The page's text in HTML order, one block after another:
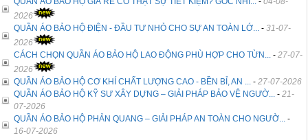
2026
QUẦN ÁO BẢO HỘ ĐIỆN - ĐẦU TƯ NHỎ CHO SỰ AN TOÀN LỚ... - 31-07-
2026
CÁCH CHỌN QUẦN ÁO BẢO HỘ LAO ĐỘNG PHÙ HỢP CHO TỪN... - 27-07-
2026
QUẦN ÁO BẢO HỘ CƠ KHÍ CHẤT LƯỢNG CAO - BỀN BỈ, AN ... - 27-07-2026
QUẦN ÁO BẢO HỘ KỸ SƯ XÂY DỰNG – GIẢI PHÁP BẢO VỆ NGƯỜ... - 21-
07-2026
QUẦN ÁO BẢO HỘ PHẢN QUANG – GIẢI PHÁP AN TOÀN CHO NGƯỜ... -
16-07-2026